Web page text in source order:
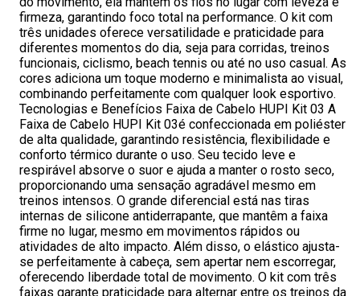
firmeza, garantindo foco total na performance. O kit com
três unidades oferece versatilidade e praticidade para
diferentes momentos do dia, seja para corridas, treinos
funcionais, ciclismo, beach tennis ou até no uso casual. As
cores adiciona um toque moderno e minimalista ao visual,
combinando perfeitamente com qualquer look esportivo.
Tecnologias e Benefícios Faixa de Cabelo HUPI Kit 03 A
Faixa de Cabelo HUPI Kit 03é confeccionada em poliéster
de alta qualidade, garantindo resistência, flexibilidade e
conforto térmico durante o uso. Seu tecido leve e
respirável absorve o suor e ajuda a manter o rosto seco,
proporcionando uma sensação agradável mesmo em
treinos intensos. O grande diferencial está nas tiras
internas de silicone antiderrapante, que mantêm a faixa
firme no lugar, mesmo em movimentos rápidos ou
atividades de alto impacto. Além disso, o elástico ajusta-
se perfeitamente à cabeça, sem apertar nem escorregar,
oferecendo liberdade total de movimento. O kit com três
faixas garante praticidade para alternar entre os treinos da